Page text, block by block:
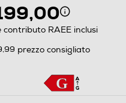
contributo RAEE inclusi
prezzo consigliato